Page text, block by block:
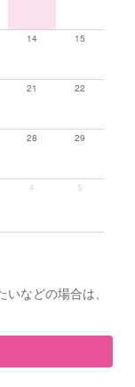
14 15
21 22
28 29
4 5
などの場合は、